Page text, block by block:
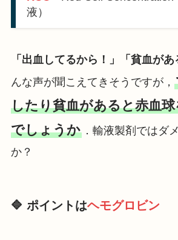
液）
「出血してるから！」「貧血があ
んな声が聞こえてきそうですが，
したり貧血があると赤血
でしょうか．輸液製剤ではダ
か？
🔷 ポイントはヘモグロビン